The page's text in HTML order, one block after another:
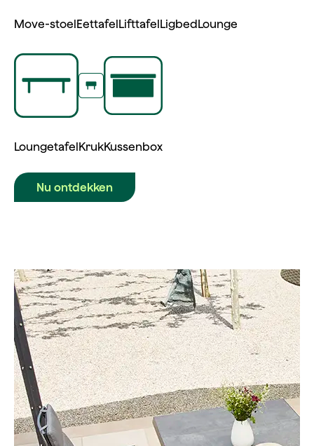
Move‑stoelEettafelLifttafelLigbedLounge
LoungetafelKrukKussenbox
Nu ontdekken